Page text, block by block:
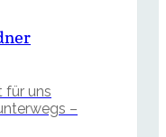
für uns
–